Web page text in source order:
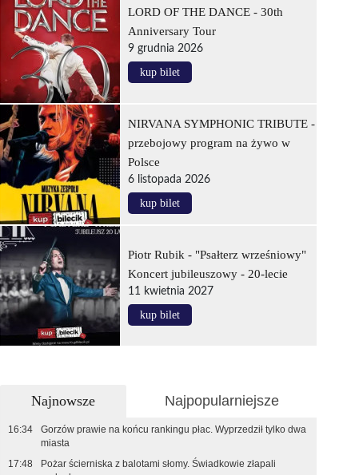
LORD OF THE DANCE - 30th
Anniversary Tour
9 grudnia 2026
kup bilet
NIRVANA SYMPHONIC TRIBUTE -
przebojowy program na żywo w
Polsce
6 listopada 2026
kup bilet
Piotr Rubik - "Psałterz wrześniowy"
Koncert jubileuszowy - 20-lecie
11 kwietnia 2027
kup bilet
Najnowsze Najpopularniejsze
16:34
Gorzów prawie na końcu rankingu płac. Wyprzedził tylko dwa
miasta
17:48
Pożar ścierniska z balotami słomy. Świadkowie złapali